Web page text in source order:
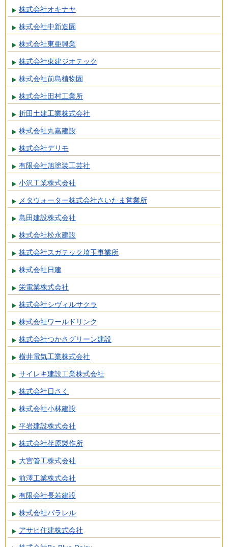
株式会社オキナヤ
株式会社中新造園
株式会社東亜興業
株式会社東建ジオテック
株式会社前島植物園
株式会社田村工業所
折田土建工業株式会社
株式会社丸嘉建設
株式会社デリモ
有限会社旭塗装工芸社
小沢工業株式会社
メタウォーター株式会社さいたま営業所
島田建設株式会社
株式会社松永建設
株式会社スガテック埼玉事業所
株式会社日建
栄電業株式会社
株式会社シヴィルサクラ
株式会社ワールドリンク
株式会社つかさグリーン建設
横井電気工業株式会社
サイレキ建設工業株式会社
株式会社日さく
株式会社小林建設
平岩建設株式会社
株式会社荏原製作所
大宮管工株式会社
前澤工業株式会社
有限会社長若建設
株式会社パラレル
アサヒ住建株式会社